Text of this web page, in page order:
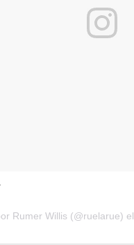
Rumer Willis (@ruelarue) el